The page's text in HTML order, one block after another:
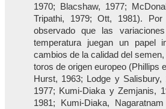
1970; Blacshaw, 1977;
Tripathi, 1979; Ott, 1981).
observado que las
temperatura juegan un papel
cambios de la calidad del
toros de origen europeo (Phillips
Hurst, 1963; Lodge y Salisbury,
1977; Kumi-Diaka y Zemjanis,
1981; Kumi-Diaka,